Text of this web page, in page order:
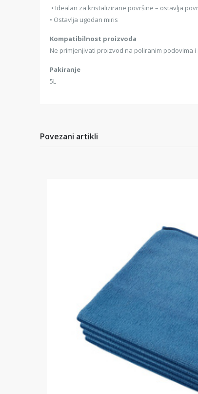
• Idealan za kristalizirane površine – ostavlja
• Ostavlja ugodan miris
Kompatibilnost proizvoda
Ne primjenjivati proizvod na poliranim podovima
Pakiranje
5L
Povezani artikli